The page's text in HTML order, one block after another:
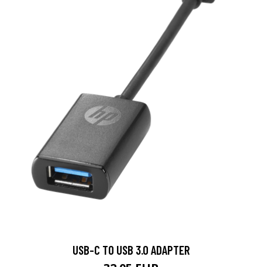
USB-C TO USB 3.0 ADAPTER